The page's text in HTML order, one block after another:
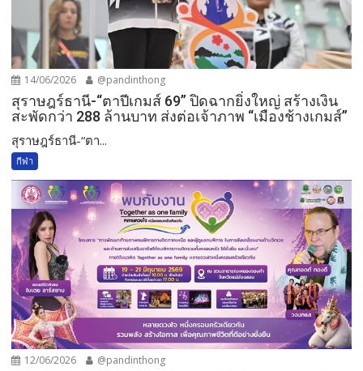
14/06/2026 @pandinthong
สุราษฎร์ธานี-“ตาปีเกมส์ 69” ปิดฉากยิ่งใหญ่ สร้างเงิน
สะพัดกว่า 288 ล้านบาท ส่งต่อเจ้าภาพ “เมืองช้างเกมส์”
สุราษฎร์ธานี-“ตา...
กีฬา
12/06/2026 @pandinthong